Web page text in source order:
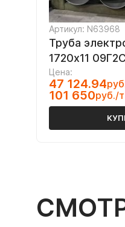
Артикул: N63968
Труба
1720х11
Цена:
47 124.94
101 650руб./т